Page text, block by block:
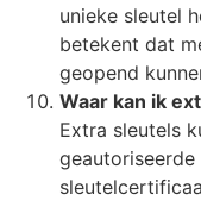
unieke sleutel
betekent dat
geopend
Waar kan ik
Extra sleutels